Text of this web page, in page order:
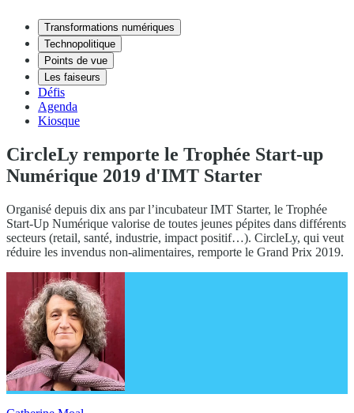
Transformations numériques
Technopolitique
Points de vue
Les faiseurs
Défis
Agenda
Kiosque
CircleLy remporte le Trophée Start-up
Numérique 2019 d'IMT Starter
Organisé depuis dix ans par l’incubateur IMT Starter, le Trophée
Start-Up Numérique valorise de toutes jeunes pépites dans différents
secteurs (retail, santé, industrie, impact positif…). CircleLy, qui veut
réduire les invendus non-alimentaires, remporte le Grand Prix 2019.